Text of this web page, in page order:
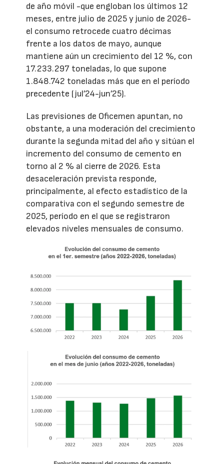
de año móvil -que engloban los últimos 12
meses, entre julio de 2025 y junio de 2026-
el consumo retrocede cuatro décimas
frente a los datos de mayo, aunque
mantiene aún un crecimiento del 12 %, con
17.233.297 toneladas, lo que supone
1.848.742 toneladas más que en el período
precedente (jul’24-jun’25).
Las previsiones de Oficemen apuntan, no
obstante, a una moderación del crecimiento
durante la segunda mitad del año y sitúan el
incremento del consumo de cemento en
torno al 2 % al cierre de 2026. Esta
desaceleración prevista responde,
principalmente, al efecto estadístico de la
comparativa con el segundo semestre de
2025, período en el que se registraron
elevados niveles mensuales de consumo.